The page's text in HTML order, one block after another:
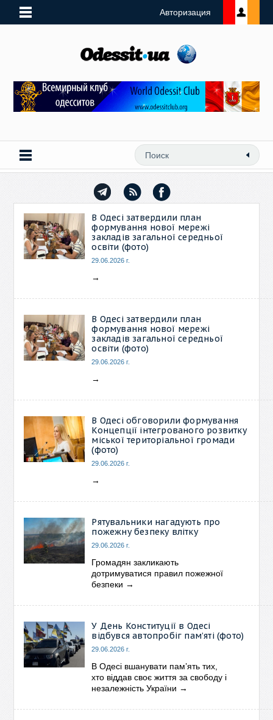
Авторизация
В Одесі затвердили план
формування нової мережі
закладів загальної середньої
освіти (фото)
29.06.2026 г.
→
В Одесі затвердили план
формування нової мережі
закладів загальної середньої
освіти (фото)
29.06.2026 г.
→
В Одесі обговорили формування
Концепції інтегрованого розвитку
міської територіальної громади
(фото)
29.06.2026 г.
→
Рятувальники нагадують про
пожежну безпеку влітку
29.06.2026 г.
Громадян закликають
дотримуватися правил пожежної
безпеки →
У День Конституції в Одесі
відбувся автопробіг пам’яті (фото)
29.06.2026 г.
В Одесі вшанувати пам’ять тих,
хто віддав своє життя за свободу і
незалежність України →